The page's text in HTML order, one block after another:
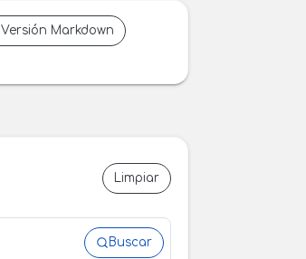
Versión Markdown
Limpiar
Buscar